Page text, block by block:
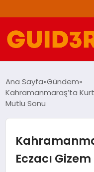
YAŞAM
Ana Sayfa Gündem
Kahramanmaraş’ta
Mutlu Sonu
Eczacı